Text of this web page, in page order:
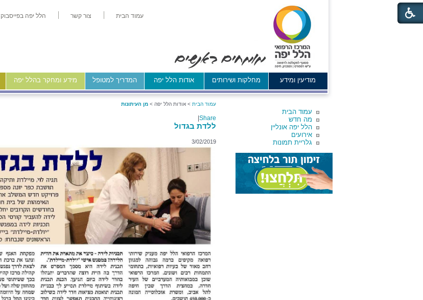
עמוד הבית צור קשר הלל יפה בפייסבוק
מודיעין ומידע מחלקות ושירותים אודות הלל יפה המדריך למטופל מידע ומחקר בהלל יפה
עמוד הבית
מה חדש
הלל יפה אונליין
אירועים
גלריית תמונות
עמוד הבית > אודות הלל יפה > מן העיתונות
Share
ללדת בגדול
3/02/2019